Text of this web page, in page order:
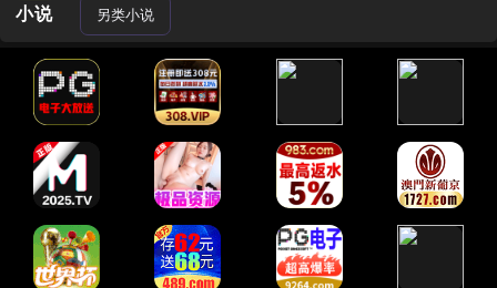
小说 另类小说